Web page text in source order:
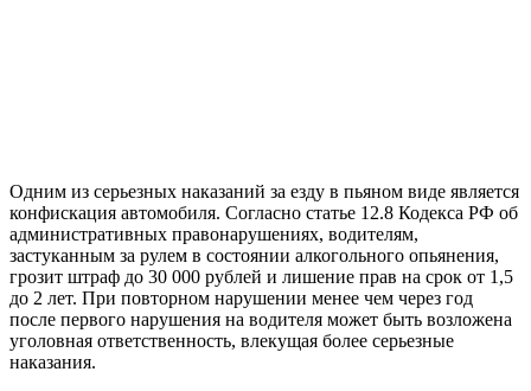
Одним из серьезных наказаний за езду в пьяном виде является
конфискация автомобиля. Согласно статье 12.8 Кодекса РФ об
административных правонарушениях, водителям,
застуканным за рулем в состоянии алкогольного опьянения,
грозит штраф до 30 000 рублей и лишение прав на срок от 1,5
до 2 лет. При повторном нарушении менее чем через год
после первого нарушения на водителя может быть возложена
уголовная ответственность, влекущая более серьезные
наказания.